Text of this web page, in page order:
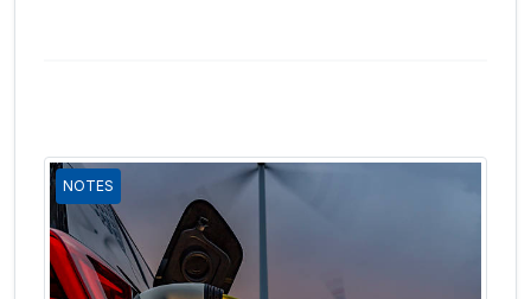
NOTES